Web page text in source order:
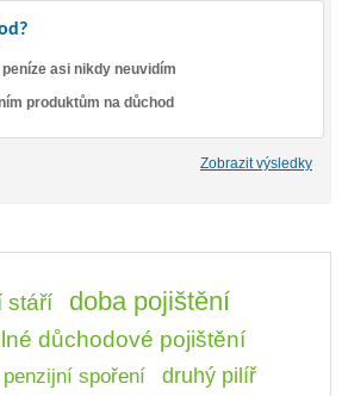
asi nikdy neuvidím
produktům na důchod
Zobrazit výsledky
stáří doba pojištění
důchodové pojištění
spoření druhý pilíř